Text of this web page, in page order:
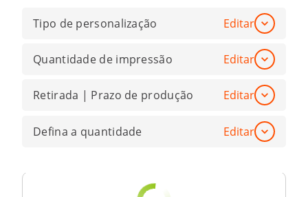
Tipo de personalização Editar
Quantidade de impressão Editar
Retirada | Prazo de produção Editar
Defina a quantidade Editar